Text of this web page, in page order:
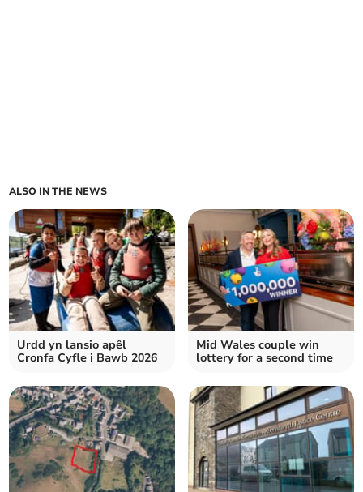
ALSO IN THE NEWS
Urdd yn lansio apêl
Cronfa Cyfle i Bawb 2026
Mid Wales couple win
lottery for a second time